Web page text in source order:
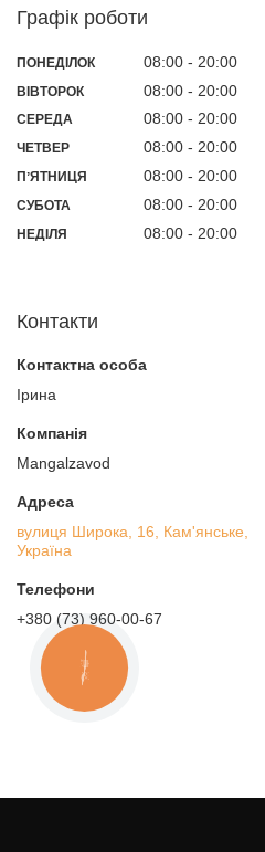
Графік роботи
ПОНЕДІЛОК 08:00 20:00
ВІВТОРОК 08:00 20:00
СЕРЕДА 08:00 20:00
ЧЕТВЕР 08:00 20:00
ПʼЯТНИЦЯ 08:00 20:00
СУБОТА 08:00 20:00
НЕДІЛЯ 08:00 20:00
Контакти
Ірина
Mangalzavod
вулиця Широка, 16, Кам'янське,
Україна
+380 (73) 960-00-67
КНОПКА
ЗВ'ЯЗКУ